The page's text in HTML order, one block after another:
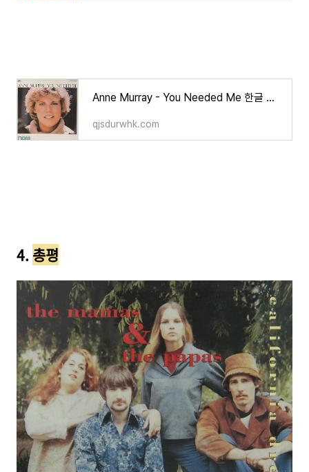
Anne Murray - You Needed Me 한글 가사/해석/뜻/의미
qjsdurwhk.com
4.총평